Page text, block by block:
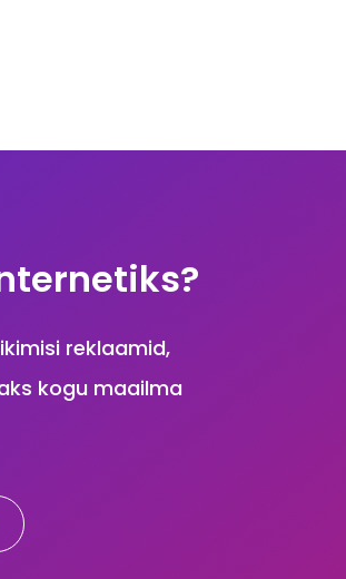
reklaamid,
kogu maailma